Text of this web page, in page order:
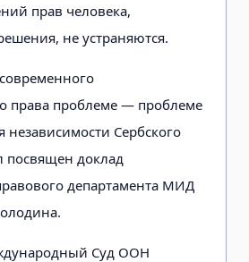
прав человека,
не устраняются.
права проблеме — проблеме
независимости Сербского
посвящен доклад
департамента МИД
Суд ООН